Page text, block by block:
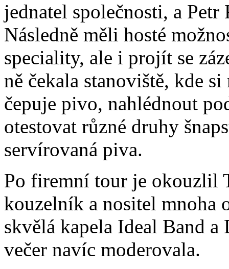
jednatel společnosti, a
Následně měli hosté
speciality, ale i projít se
ně čekala stanoviště, kde
čepuje pivo, nahlédnout
otestovat různé druhy
servírovaná piva.
Po firemní tour je okouzlil
kouzelník a nositel mnoha
skvělá kapela Ideal Band a
večer navíc moderovala.